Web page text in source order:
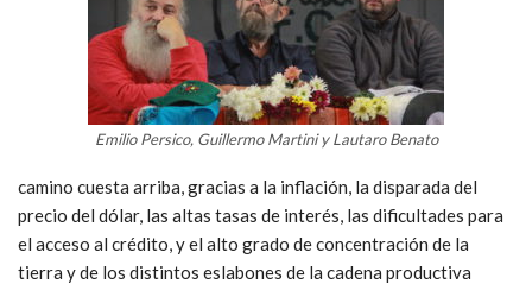
Emilio Persico, Guillermo Martini y Lautaro Benato
camino cuesta arriba, gracias a la inflación, la disparada del
precio del dólar, las altas tasas de interés, las dificultades para
el acceso al crédito, y el alto grado de concentración de la
tierra y de los distintos eslabones de la cadena productiva